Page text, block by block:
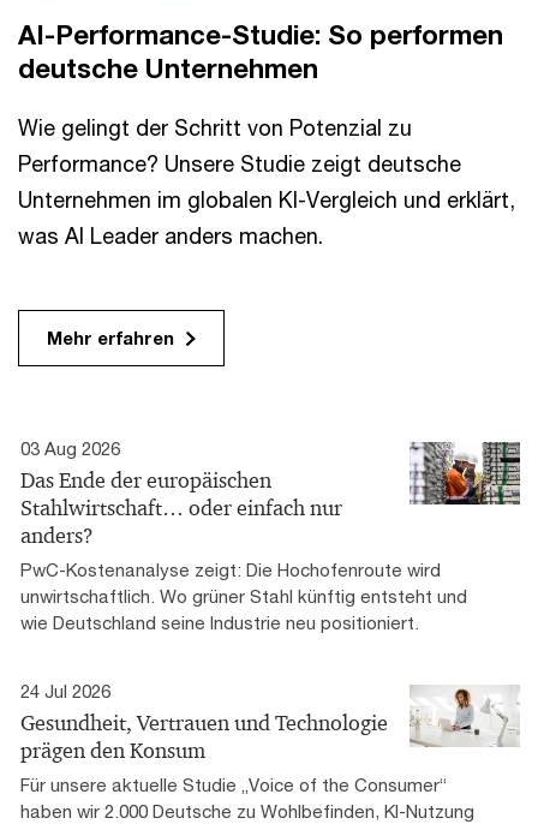
AI-Performance-Studie: So performen
deutsche Unternehmen
Wie gelingt der Schritt von Potenzial zu
Performance? Unsere Studie zeigt deutsche
Unternehmen im globalen KI-Vergleich und erklärt,
was AI Leader anders machen.
Mehr erfahren
03 Aug 2026
Das Ende der europäischen
Stahlwirtschaft… oder einfach nur
anders?
PwC-Kostenanalyse zeigt: Die Hochofenroute wird
unwirtschaftlich. Wo grüner Stahl künftig entsteht und
wie Deutschland seine Industrie neu positioniert.
24 Jul 2026
Gesundheit, Vertrauen und Technologie
prägen den Konsum
Für unsere aktuelle Studie „Voice of the Consumer“
haben wir 2.000 Deutsche zu Wohlbefinden, KI-Nutzung